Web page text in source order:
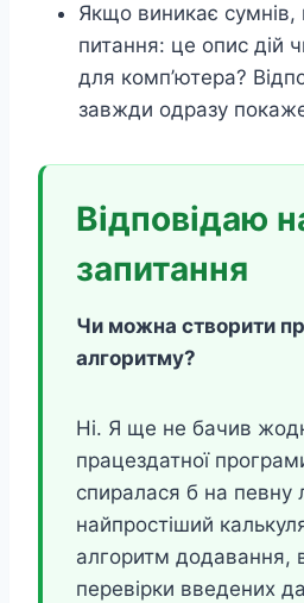
Якщо виникає сумнів,
питання: це опис дій
для комп’ютера?
завжди одразу
Відповідаю
запитання
Чи можна створити
алгоритму?
Ні. Я ще не бачив
працездатної
спиралася б на певну
найпростіший
алгоритм додавання,
перевірки введених